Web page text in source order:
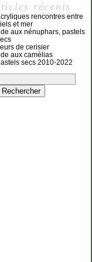
récents
rencontres entre
et mer
aux nénuphars, pastels
de cerisier
aux camélias
secs 2010-2022